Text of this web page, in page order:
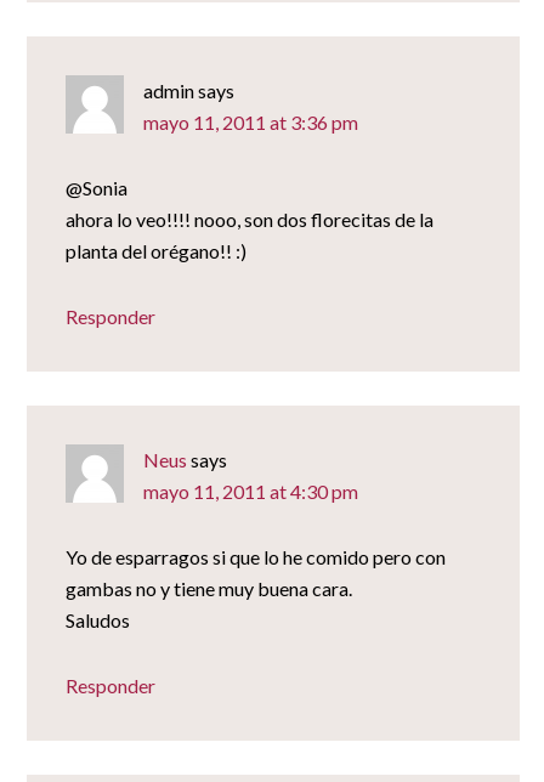
adminsays
mayo 11, 2011 at 3:36 pm
@Sonia
ahora lo veo!!!! nooo, son dos florecitas de la
planta del orégano!! :)
Responder
Neus says
mayo 11, 2011 at 4:30 pm
Yo de esparragos si que lo he comido pero con
gambas no y tiene muy buena cara.
Saludos
Responder